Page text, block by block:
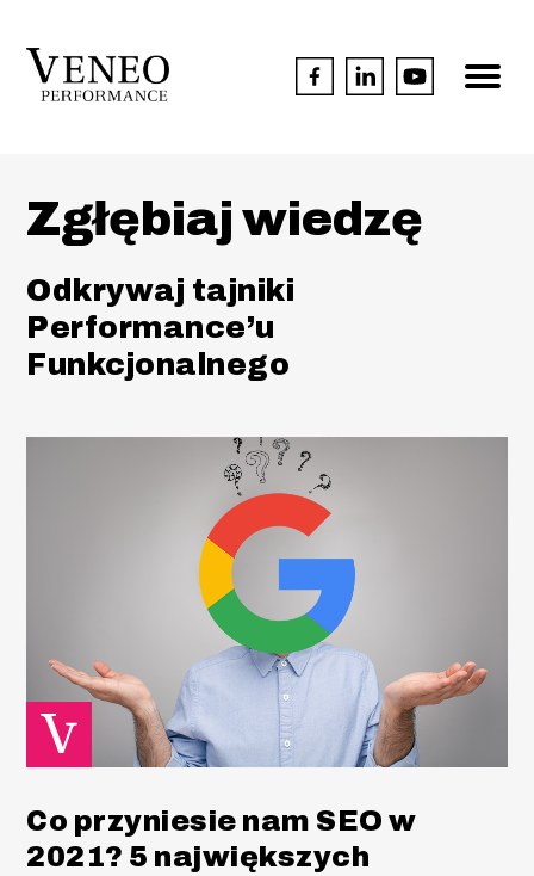
Zgłębiaj wiedzę
Odkrywaj tajniki
Performance’u
Funkcjonalnego
Co przyniesie nam SEO w
2021? 5 największych